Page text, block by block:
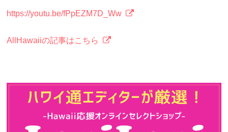
https://youtu.be/fPpEZM7D_Ww
AllHawaiiの記事はこちら